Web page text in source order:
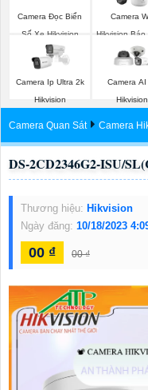
Camera Đọc Biển
Số Xe Hikvision
Camera
Hikvision Báo
Camera Ip Ultra 2k
Hikvision
Camera AI
Hikvision
Camera Quan Sát Camera
DS-2CD2346G2-ISU/
Thương hiệu: Hikvision
Ngày đăng: 10/18/2023
00 ₫ 00 ₫